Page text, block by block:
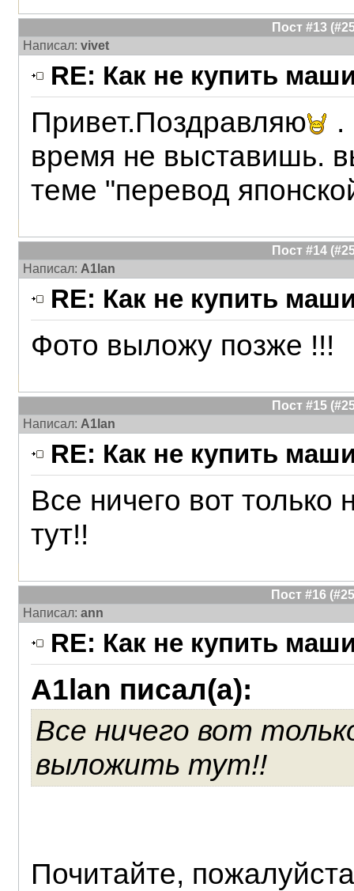
Пост #13
Написал: vivet
RE: Как не купить
Привет.Поздравляю
.
время не выставишь.
теме "перевод
Пост #14
Написал: A1lan
RE: Как не купить
Фото выложу позже !!!
Пост #15
Написал: A1lan
RE: Как не купить
Все ничего вот
тут!!
Пост #16
Написал: ann
RE: Как не купить
A1lan писал(а):
Все ничего вот
выложить тут!!
Почитайте,